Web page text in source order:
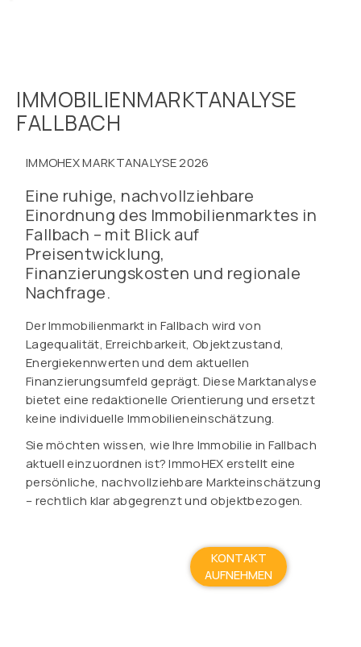
IMMOBILIENMARKTANALYSE
FALLBACH
IMMOHEX MARKTANALYSE 2026
Eine ruhige, nachvollziehbare
Einordnung des Immobilienmarktes in
Fallbach – mit Blick auf
Preisentwicklung,
Finanzierungskosten und regionale
Nachfrage.
Der Immobilienmarkt in Fallbach wird von
Lagequalität, Erreichbarkeit, Objektzustand,
Energiekennwerten und dem aktuellen
Finanzierungsumfeld geprägt. Diese Marktanalyse
bietet eine redaktionelle Orientierung und ersetzt
keine individuelle Immobilieneinschätzung.
Sie möchten wissen, wie Ihre Immobilie in Fallbach
aktuell einzuordnen ist? ImmoHEX erstellt eine
persönliche, nachvollziehbare Markteinschätzung
– rechtlich klar abgegrenzt und objektbezogen.
KONTAKT
AUFNEHMEN